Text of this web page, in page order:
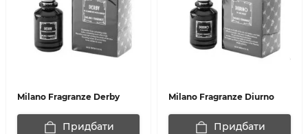
Milano Fragranze Derby
Придбати
Milano Fragranze Diurno
Придбати